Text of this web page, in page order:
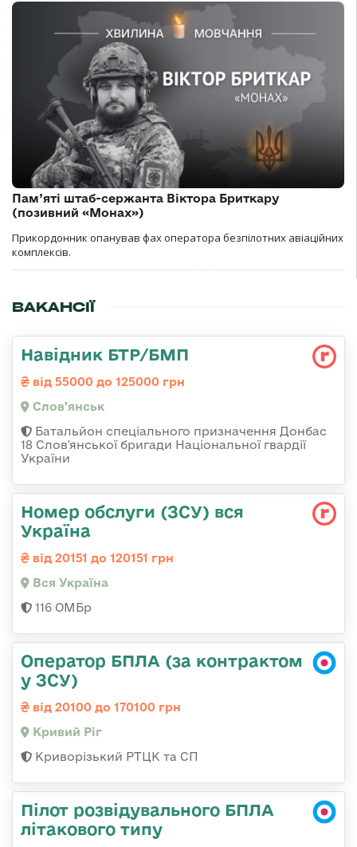
Пам’яті штаб-сержанта Віктора Бриткару
(позивний «Монах»)
Прикордонник опанував фах оператора безпілотних авіаційних
комплексів.
ВАКАНСІЇ
Навідник БТР/БМП
від 55000 до 125000 грн
Слов'янськ
Батальйон спеціального призначення Донбас
18 Слов'янської бригади Національної гвардії
України
Номер обслуги (ЗСУ) вся
Україна
від 20151 до 120151 грн
Вся Україна
116 ОМБр
Оператор БПЛА (за контрактом
у ЗСУ)
від 20100 до 170100 грн
Кривий Ріг
Криворізький РТЦК та СП
Пілот розвідувального БПЛА
літакового типу